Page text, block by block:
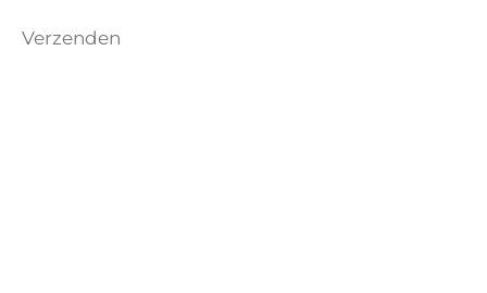
Verzenden